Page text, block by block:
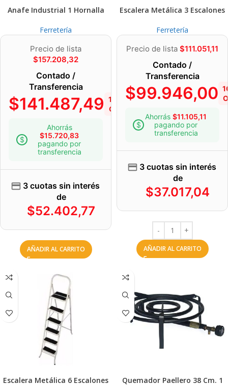
Anafe Industrial 1 Hornalla
Ferretería
Precio de lista
$157.208,32
Contado /
Transferencia
$141.487,49 10%
OFF
Ahorrás
$15.720,83
pagando por
transferencia
3 cuotas sin interés
de
$52.402,77
AÑADIR AL CARRITO
Escalera Metálica 3 Escalones
Ferretería
Precio de lista $111.051,11
Contado /
Transferencia
$99.946,00
Ahorrás $11.105,11
pagando por
transferencia
3 cuotas sin interés
de
$37.017,04
AÑADIR AL CARRITO
Escalera Metálica 6 Escalones
Quemador Paellero 38 Cm. 1